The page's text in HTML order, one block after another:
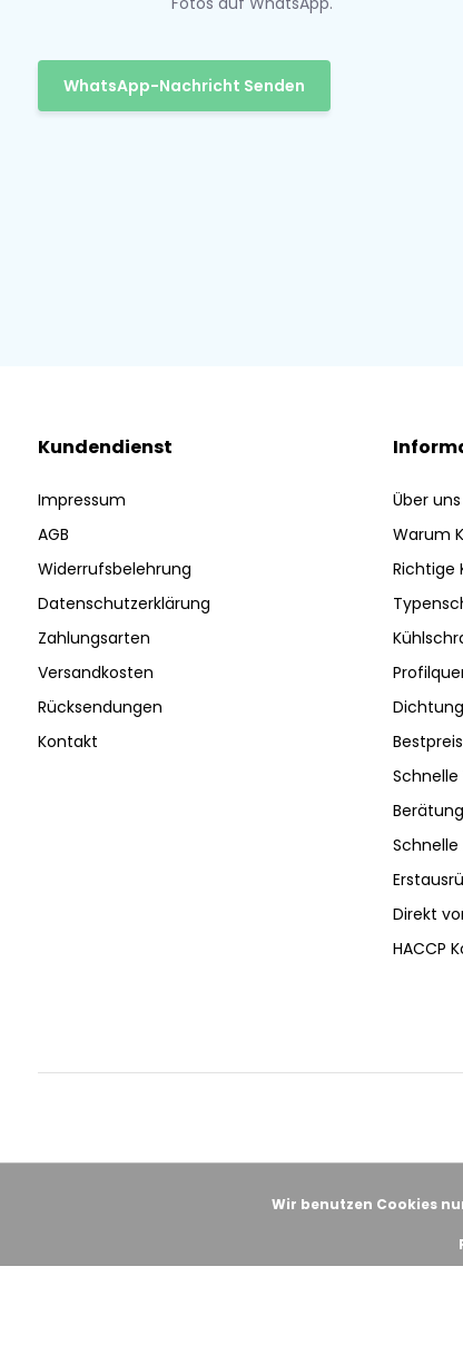
WhatsApp-Nachricht Senden
Kundendienst
Impressum
AGB
Widerrufsbelehrung
Datenschutzerklärung
Zahlungsarten
Versandkosten
Rücksendungen
Kontakt
Über uns
Warum
Richtige
Direkt
HACCP
Wir benutzen Cookies